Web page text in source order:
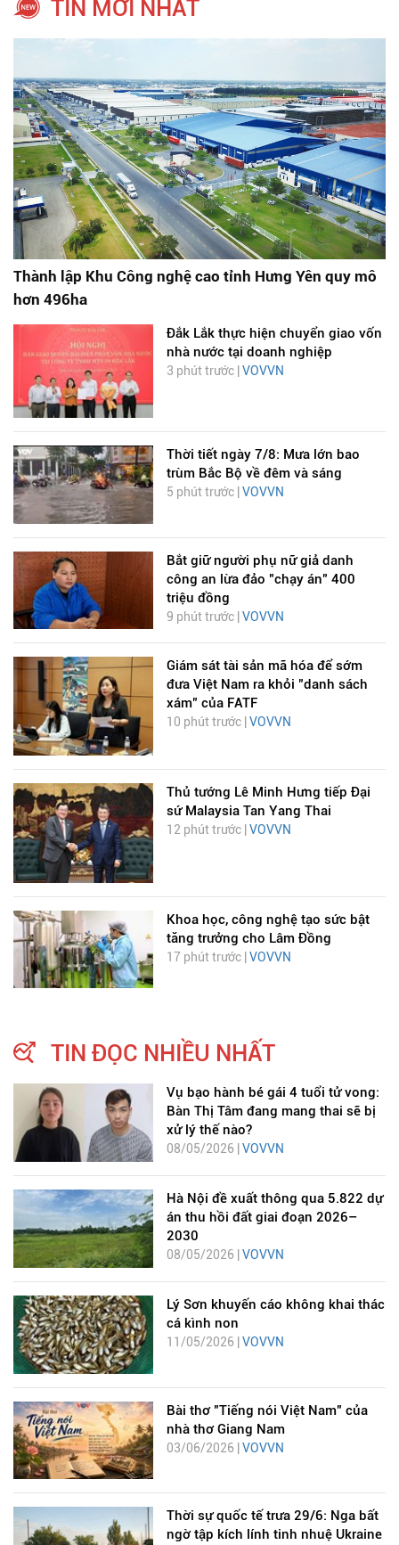
TIN MỚI NHẤT
Thành lập Khu Công nghệ cao tỉnh Hưng Yên quy mô
hơn 496ha
Đắk Lắk thực hiện chuyển giao vốn
nhà nước tại doanh nghiệp
3 phút trước | VOVVN
Thời tiết ngày 7/8: Mưa lớn bao
trùm Bắc Bộ về đêm và sáng
5 phút trước | VOVVN
Bắt giữ người phụ nữ giả danh
công an lừa đảo "chạy án" 400
triệu đồng
9 phút trước |VOVVN
Giám sát tài sản mã hóa để sớm
đưa Việt Nam ra khỏi "danh sách
xám" của FATF
10 phút trước | VOVVN
Thủ tướng Lê Minh Hưng tiếp Đại
sứ Malaysia Tan Yang Thai
12 phút trước | VOVVN
Khoa học, công nghệ tạo sức bật
tăng trưởng cho Lâm Đồng
17 phút trước | VOVVN
TIN ĐỌC NHIỀU NHẤT
Vụ bạo hành bé gái 4 tuổi tử vong:
Bàn Thị Tâm đang mang thai sẽ bị
xử lý thế nào?
08/05/2026 | VOVVN
Hà Nội đề xuất thông qua 5.822 dự
án thu hồi đất giai đoạn 2026–
2030
08/05/2026 | VOVVN
Lý Sơn khuyến cáo không khai thác
cá kình non
11/05/2026 | VOVVN
Bài thơ "Tiếng nói Việt Nam" của
nhà thơ Giang Nam
03/06/2026 | VOVVN
Thời sự quốc tế trưa 29/6: Nga bất
ngờ tập kích lính tinh nhuệ Ukraine